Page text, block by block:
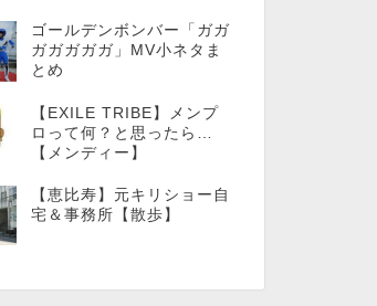
ゴールデンボンバー「ガガ
ガガガガガ」MV小ネタま
とめ
【EXILE TRIBE】メンプ
ロって何？と思ったら…
【メンディー】
【恵比寿】元キリショー自
宅＆事務所【散歩】